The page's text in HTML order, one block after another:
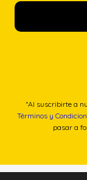
*Al suscribirte a
Términos y
pasar a